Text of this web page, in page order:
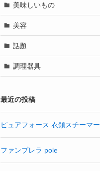
美味しいもの
美容
話題
調理器具
最近の投稿
ピュアフォース 衣類スチーマー
ファンブレラ pole